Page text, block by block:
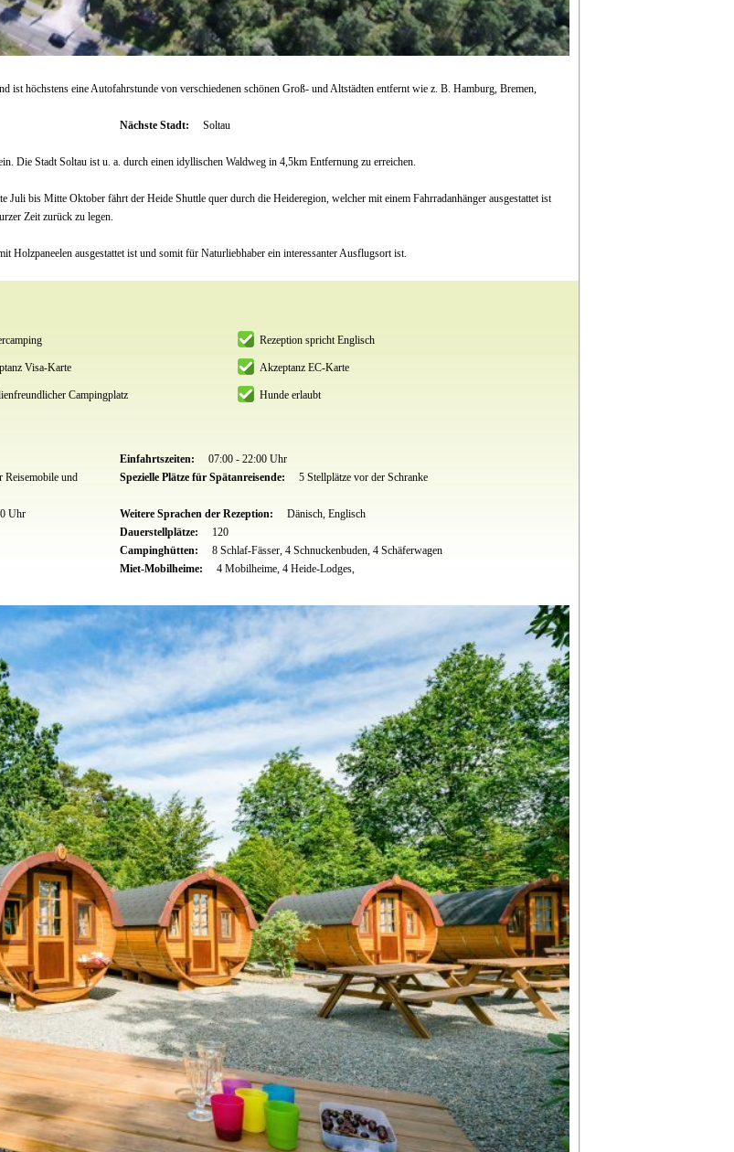
ist höchstens eine Autofahrstunde von verschiedenen schönen Groß- und Altstädten entfernt wie z. B. Hamburg, Bremen,
Nächste Stadt: Soltau
Die Stadt Soltau ist u. a. durch einen idyllischen Waldweg in 4,5km Entfernung zu erreichen.
bis Mitte Oktober fährt der Heide Shuttle quer durch die Heideregion, welcher mit einem Fahrradanhänger ausgestattet ist
Zeit zurück zu legen.
ausgestattet ist und somit für Naturliebhaber ein interessanter Ausflugsort ist.
Rezeption spricht Englisch
Visa-Karte Akzeptanz EC-Karte
Campingplatz Hunde erlaubt
Einfahrtszeiten:
07:00 - 22:00 Uhr
Reisemobile und
Spezielle Plätze für Spätanreisende: 5 Stellplätze vor der Schranke
Uhr Weitere Sprachen der Rezeption:
Dänisch, Englisch
Dauerstellplätze:
120
Campinghütten:
8 Schlaf-Fässer, 4 Schnuckenbuden, 4 Schäferwagen
Miet-Mobilheime:
4 Mobilheime, 4 Heide-Lodges,